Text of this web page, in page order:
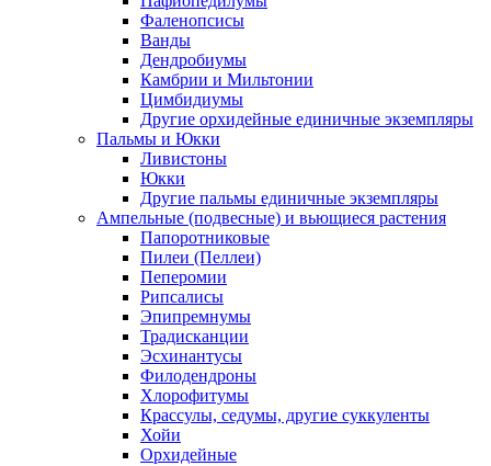
Фаленопсисы
Ванды
Дендробиумы
Камбрии и Мильтонии
Цимбидиумы
Другие орхидейные единичные экземпляры
Пальмы и Юкки
Ливистоны
Юкки
Другие пальмы единичные экземпляры
Ампельные (подвесные) и вьющиеся растения
Папоротниковые
Пилеи (Пеллеи)
Пеперомии
Рипсалисы
Эпипремнумы
Традисканции
Эсхинантусы
Филодендроны
Хлорофитумы
Крассулы, седумы, другие суккуленты
Хойи
Орхидейные